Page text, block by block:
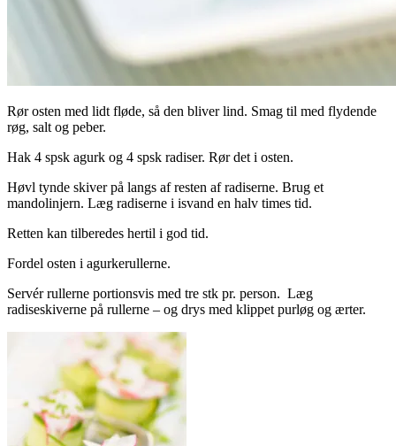
Rør osten med lidt fløde, så den bliver lind. Smag til med flydende
røg, salt og peber.
Hak 4 spsk agurk og 4 spsk radiser. Rør det i osten.
Høvl tynde skiver på langs af resten af radiserne. Brug et
mandolinjern. Læg radiserne i isvand en halv times tid.
Retten kan tilberedes hertil i god tid.
Fordel osten i agurkerullerne.
Servér rullerne portionsvis med tre stk pr. person. Læg
radiseskiverne på rullerne – og drys med klippet purløg og ærter.